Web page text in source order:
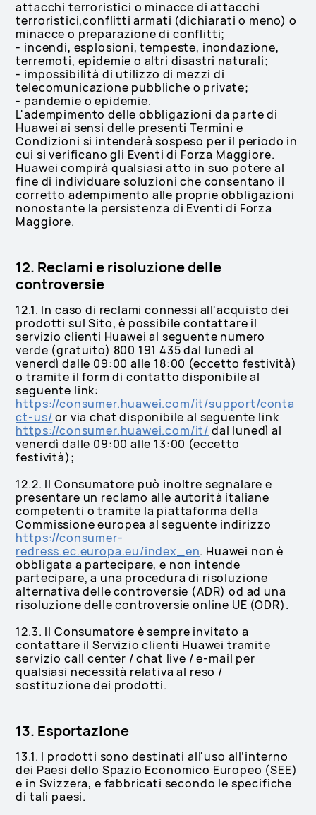
attacchi terroristici o minacce di attacchi
terroristici,conflitti armati (dichiarati o meno) o
minacce o preparazione di conflitti;
- incendi, esplosioni, tempeste, inondazione,
terremoti, epidemie o altri disastri naturali;
- impossibilità di utilizzo di mezzi di
telecomunicazione pubbliche o private;
- pandemie o epidemie.
L'adempimento delle obbligazioni da parte di
Huawei ai sensi delle presenti Termini e
Condizioni si intenderà sospeso per il periodo in
cui si verificano gli Eventi di Forza Maggiore.
Huawei compirà qualsiasi atto in suo potere al
fine di individuare soluzioni che consentano il
corretto adempimento alle proprie obbligazioni
nonostante la persistenza di Eventi di Forza
Maggiore.
12. Reclami e risoluzione delle
controversie
12.1. In caso di reclami connessi all'acquisto dei
prodotti sul Sito, è possibile contattare il
servizio clienti Huawei al seguente numero
verde (gratuito) 800 191 435 dal lunedì al
venerdì dalle 09:00 alle 18:00 (eccetto festività)
o tramite il form di contatto disponibile al
seguente link:
https://consumer.huawei.com/it/support/conta
ct-us/or via chat disponibile al seguente link
https://consumer.huawei.com/it/ dal lunedì al
venerdì dalle 09:00 alle 13:00 (eccetto
festività);
12.2. Il Consumatore può inoltre segnalare e
presentare un reclamo alle autorità italiane
competenti o tramite la piattaforma della
Commissione europea al seguente indirizzo
https://consumer-
redress.ec.europa.eu/index_en. Huawei non è
obbligata a partecipare, e non intende
partecipare, a una procedura di risoluzione
alternativa delle controversie (ADR) od ad una
risoluzione delle controversie online UE (ODR).
12.3. Il Consumatore è sempre invitato a
contattare il Servizio clienti Huawei tramite
servizio call center / chat live / e-mail per
qualsiasi necessità relativa al reso /
sostituzione dei prodotti.
13. Esportazione
13.1. I prodotti sono destinati all'uso all’interno
dei Paesi dello Spazio Economico Europeo (SEE)
e in Svizzera, e fabbricati secondo le specifiche
di tali paesi.